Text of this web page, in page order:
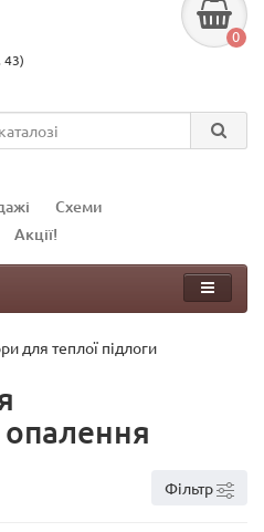
43)
0
Схеми
Акції!
для теплої підлоги
Фільтр